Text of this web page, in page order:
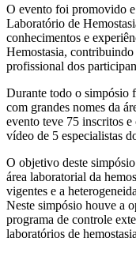
O evento foi promovido
Laboratório de
conhecimentos e
Hemostasia,
profissional dos
Durante todo o simpósio
com grandes nomes da
evento teve 75 inscritos
vídeo de 5 especialistas
O objetivo deste
área laboratorial da
vigentes e a
Neste simpósio houve a
programa de controle
laboratórios de